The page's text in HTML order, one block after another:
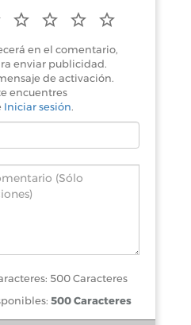
en el comentario,
enviar publicidad.
de activación.
encuentres
Iniciar sesión.
500 Caracteres
500 Caracteres